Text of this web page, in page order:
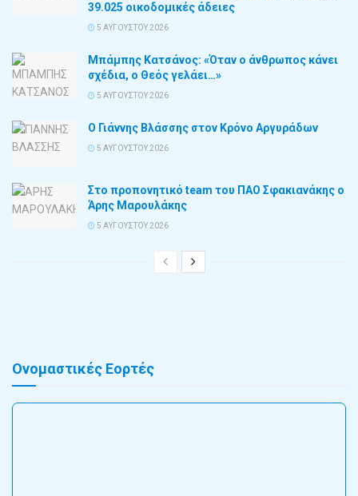
39.025 οικοδομικές άδειες
5 ΑΥΓΟΎΣΤΟΥ 2026
Μπάμπης Κατσάνος: «Όταν ο άνθρωπος κάνει
σχέδια, ο Θεός γελάει…»
5 ΑΥΓΟΎΣΤΟΥ 2026
Ο Γιάννης Βλάσσης στον Κρόνο Αργυράδων
5 ΑΥΓΟΎΣΤΟΥ 2026
Στο προπονητικό team του ΠΑΟ Σφακιανάκης ο
Άρης Μαρουλάκης
5 ΑΥΓΟΎΣΤΟΥ 2026
Ονομαστικές Εορτές